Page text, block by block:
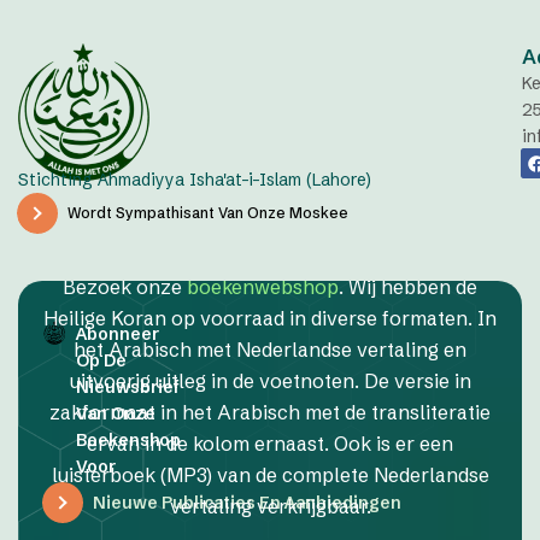
Stichting Ahmadiyya Isha'at-i-Islam (Lahore)
Wordt Sympathisant Van Onze Moskee
Abonneer
Op De
Nieuwsbrief
Van Onze
Boekenshop
Voor
Nieuwe Publicaties En Aanbiedingen
Bezoek onzeboekenwebshop. Wij hebben de
Heilige Koran op voorraad in diverse formaten. In
het Arabisch met Nederlandse vertaling en
uitvoerig uitleg in de voetnoten. De versie in
zakformaat in het Arabisch met de transliteratie
ervan in de kolom ernaast. Ook is er een
luisterboek (MP3) van de complete Nederlandse
vertaling verkrijgbaar.